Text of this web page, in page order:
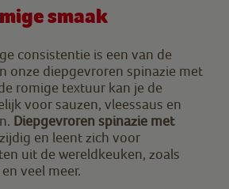
smaak
consistentie is een van de
onze diepgevroren spinazie met
romige textuur kan je de
voor sauzen, vleessaus en
Diepgevroren spinazie met
en leent zich voor
uit de wereldkeuken, zoals
veel meer.